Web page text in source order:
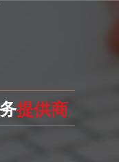
提供商